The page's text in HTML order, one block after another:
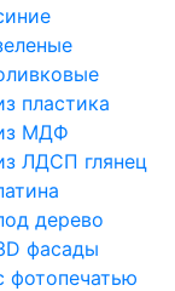
пластика
МДФ
ЛДСП глянец
дерево
фасады
фотопечатью